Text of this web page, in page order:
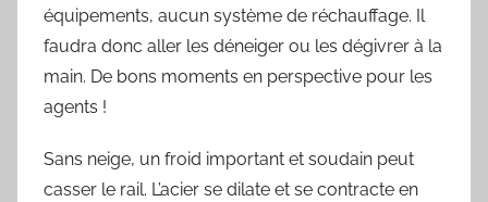
équipements, aucun système de réchauffage. Il
faudra donc aller les déneiger ou les dégivrer à la
main. De bons moments en perspective pour les
agents !
Sans neige, un froid important et soudain peut
casser le rail. L’acier se dilate et se contracte en